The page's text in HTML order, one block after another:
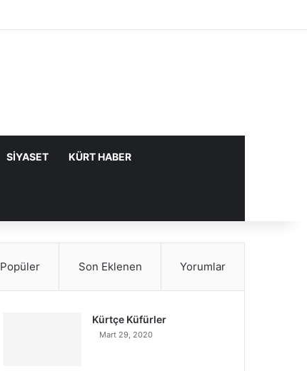
SIYASET KÜRT HABER
Popüler Son Eklenen Yorumlar
Kürtçe Küfürler
Mart 29, 2020